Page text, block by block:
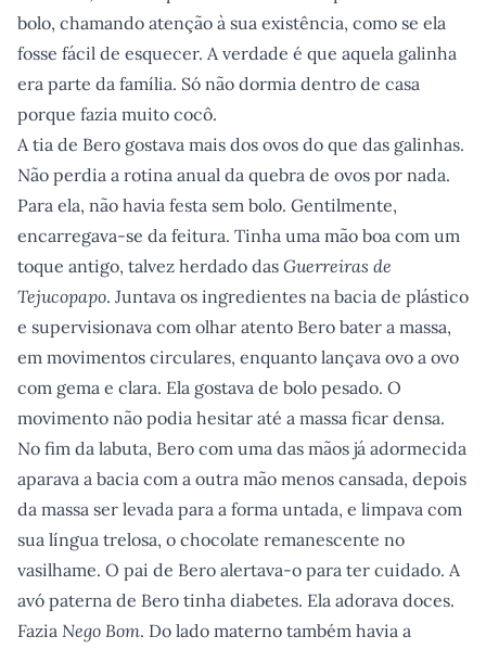
bolo, chamando atenção à sua existência, como se ela
fosse fácil de esquecer. A verdade é que aquela galinha
era parte da família. Só não dormia dentro de casa
porque fazia muito cocô.
A tia de Bero gostava mais dos ovos do que das galinhas.
Não perdia a rotina anual da quebra de ovos por nada.
Para ela, não havia festa sem bolo. Gentilmente,
encarregava-se da feitura. Tinha uma mão boa com um
toque antigo, talvez herdado das Guerreiras de
Tejucopapo. Juntava os ingredientes na bacia de plástico
e supervisionava com olhar atento Bero bater a massa,
em movimentos circulares, enquanto lançava ovo a ovo
com gema e clara. Ela gostava de bolo pesado. O
movimento não podia hesitar até a massa ficar densa.
No fim da labuta, Bero com uma das mãos já adormecida
aparava a bacia com a outra mão menos cansada, depois
da massa ser levada para a forma untada, e limpava com
sua língua trelosa, o chocolate remanescente no
vasilhame. O pai de Bero alertava-o para ter cuidado. A
avó paterna de Bero tinha diabetes. Ela adorava doces.
Fazia Nego Bom. Do lado materno também havia a